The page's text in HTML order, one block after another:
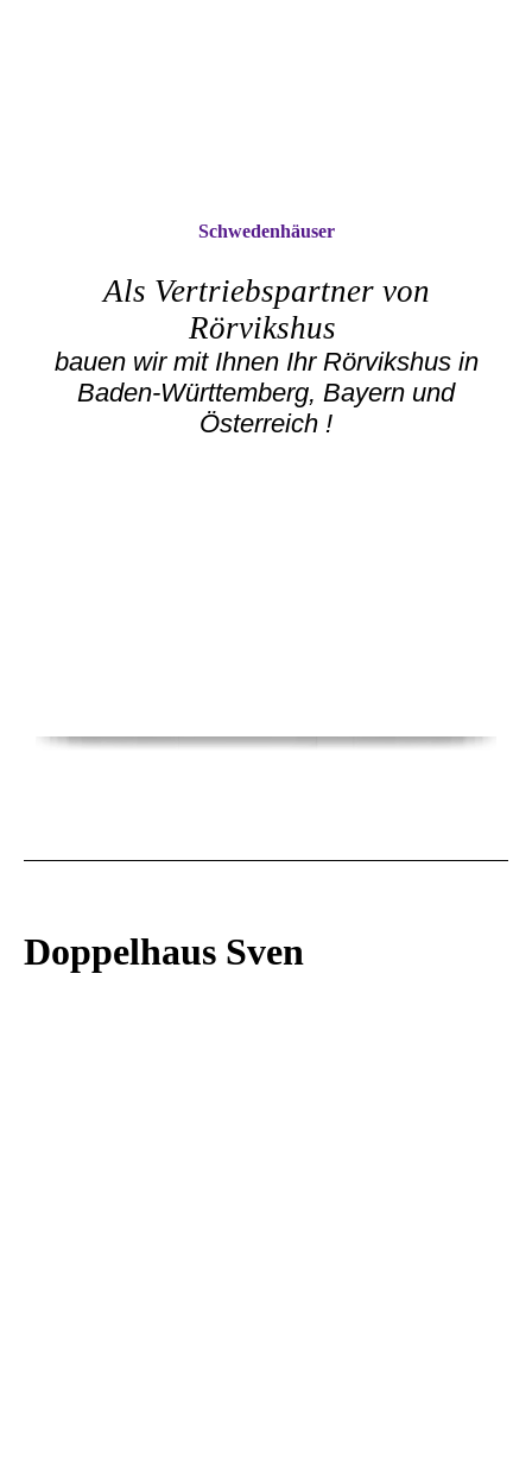
Als Vertriebspartner von
Rörvikshus
bauen wir mit Ihnen Ihr Rörvikshus in
Baden-Württemberg, Bayern und
Österreich !
Schwedenhäuser
Doppelhaus Sven